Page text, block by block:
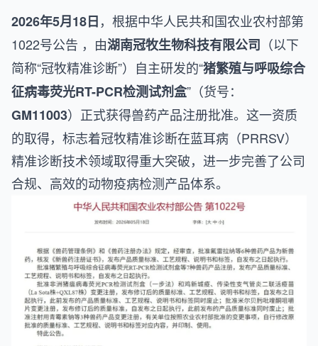
2026年5月18日，根据中华人民共和国农业农村部第
1022号公告 ，由湖南冠牧生物科技有限公司 （以下
简称“冠牧精准诊断”）自主研发的“猪繁殖与呼吸综合
征病毒荧光RT-PCR检测试剂盒”（货号：
GM11003）正式获得兽药产品注册批准。这一资质
的取得，标志着冠牧精准诊断在蓝耳病（PRRSV）
精准诊断技术领域取得重大突破，进一步完善了公司
合规、高效的动物疫病检测产品体系。